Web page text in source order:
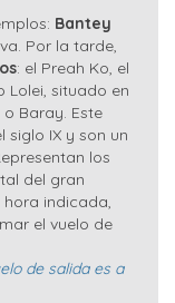
Bantey
Por la tarde,
: el Preah Ko, el
situado en
Baray. Este
IX y son un
los
del gran
hora indicada,
el vuelo de
de salida es a